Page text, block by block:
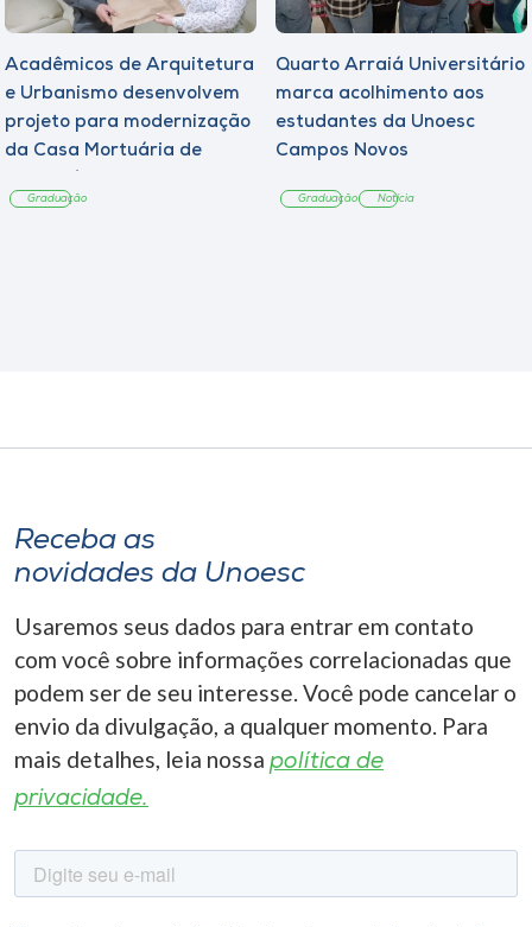
Acadêmicos de Arquitetura
e Urbanismo desenvolvem
projeto para modernização
da Casa Mortuária de
Graduação
Quarto Arraiá Universitário
marca acolhimento aos
estudantes da Unoesc
Campos Novos
Graduação Notícia
Receba as
novidades da Unoesc
Usaremos seus dados para entrar em contato
com você sobre informações correlacionadas que
podem ser de seu interesse. Você pode cancelar o
envio da divulgação, a qualquer momento. Para
mais detalhes, leia nossa política de
privacidade.